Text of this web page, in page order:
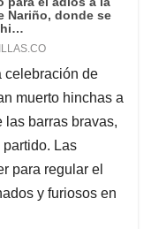
celebración de
muerto hinchas a
las barras bravas,
Las
para regular el
y furiosos en